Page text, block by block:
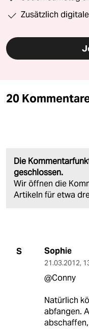
Zusätzlich
20
Die
geschlossen.
Wir öffnen die
Artikeln für etwa
S Sophie
21.03.2012,
@Conny
Natürlich
abfangen.